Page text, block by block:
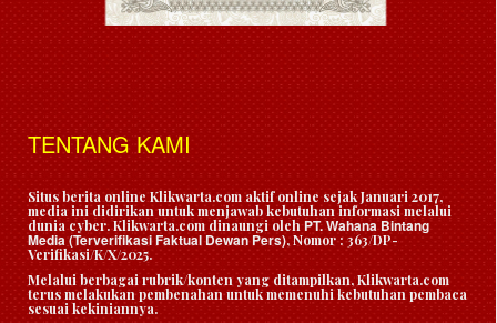
TENTANG KAMI
Situs berita online Klikwarta.com aktif online sejak Januari 2017,
media ini didirikan untuk menjawab kebutuhan informasi melalui
dunia cyber. Klikwarta.com dinaungi oleh PT. Wahana Bintang
Media (Terverifikasi Faktual Dewan Pers), Nomor : 363/DP-
Verifikasi/K/X/2025.
Melalui berbagai rubrik/konten yang ditampilkan, Klikwarta.com
terus melakukan pembenahan untuk memenuhi kebutuhan pembaca
sesuai kekiniannya.